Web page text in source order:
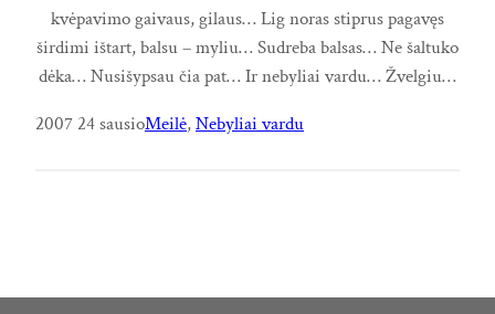
kvėpavimo gaivaus, gilaus… Lig noras stiprus pagavęs
širdimi ištart, balsu – myliu… Sudreba balsas… Ne šaltuko
dėka… Nusišypsau čia pat… Ir nebyliai vardu… Žvelgiu…
2007 24 sausioMeilė, Nebyliai vardu